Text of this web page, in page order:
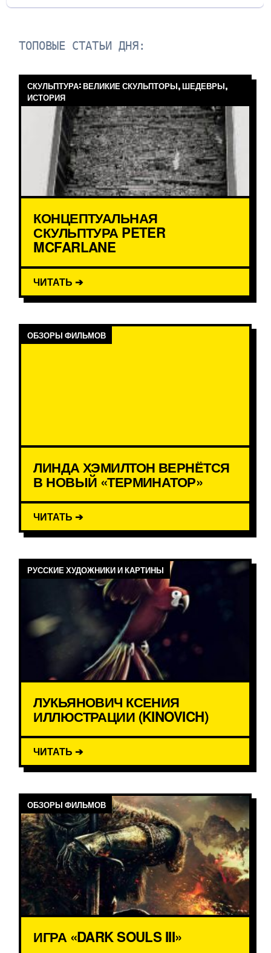
ТОПОВЫЕ СТАТЬИ ДНЯ:
СКУЛЬПТУРА: ВЕЛИКИЕ СКУЛЬПТОРЫ, ШЕДЕВРЫ,
ИСТОРИЯ
КОНЦЕПТУАЛЬНАЯ
СКУЛЬПТУРА PETER
MCFARLANE
ЧИТАТЬ ➔
ОБЗОРЫ ФИЛЬМОВ
ЛИНДА ХЭМИЛТОН ВЕРНЁТСЯ
В НОВЫЙ «ТЕРМИНАТОР»
ЧИТАТЬ ➔
РУССКИЕ ХУДОЖНИКИ И КАРТИНЫ
ЛУКЬЯНОВИЧ КСЕНИЯ
ИЛЛЮСТРАЦИИ (KINOVICH)
ЧИТАТЬ ➔
ОБЗОРЫ ФИЛЬМОВ
ИГРА «DARK SOULS III»